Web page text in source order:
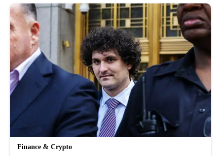
Finance & Crypto